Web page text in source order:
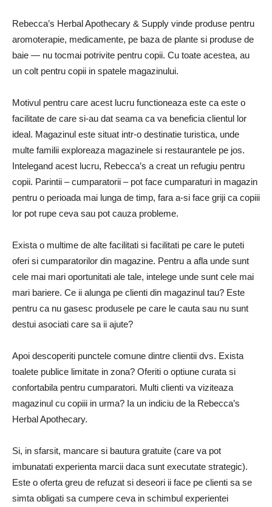
Rebecca’s Herbal Apothecary & Supply vinde produse pentru
aromoterapie, medicamente, pe baza de plante si produse de
baie — nu tocmai potrivite pentru copii. Cu toate acestea, au
un colt pentru copii in spatele magazinului.
Motivul pentru care acest lucru functioneaza este ca este o
facilitate de care si-au dat seama ca va beneficia clientul lor
ideal. Magazinul este situat intr-o destinatie turistica, unde
multe familii exploreaza magazinele si restaurantele pe jos.
Intelegand acest lucru, Rebecca’s a creat un refugiu pentru
copii. Parintii – cumparatorii – pot face cumparaturi in magazin
pentru o perioada mai lunga de timp, fara a-si face griji ca copiii
lor pot rupe ceva sau pot cauza probleme.
Exista o multime de alte facilitati si facilitati pe care le puteti
oferi si cumparatorilor din magazine. Pentru a afla unde sunt
cele mai mari oportunitati ale tale, intelege unde sunt cele mai
mari bariere. Ce ii alunga pe clienti din magazinul tau? Este
pentru ca nu gasesc produsele pe care le cauta sau nu sunt
destui asociati care sa ii ajute?
Apoi descoperiti punctele comune dintre clientii dvs. Exista
toalete publice limitate in zona? Oferiti o optiune curata si
confortabila pentru cumparatori. Multi clienti va viziteaza
magazinul cu copiii in urma? Ia un indiciu de la Rebecca’s
Herbal Apothecary.
Si, in sfarsit, mancare si bautura gratuite (care va pot
imbunatati experienta marcii daca sunt executate strategic).
Este o oferta greu de refuzat si deseori ii face pe clienti sa se
simta obligati sa cumpere ceva in schimbul experientei